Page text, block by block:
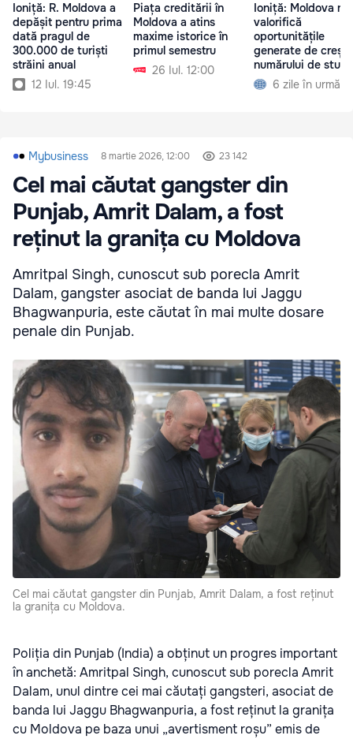
Ioniță: R. Moldova a
depășit pentru prima
dată pragul de
300.000 de turiști
străini anual
12 Iul. 19:45
Piața creditării în
Moldova a atins
maxime istorice în
primul semestru
26 Iul. 12:00
Ioniță: Moldova nu
valorifică
oportunitățile
generate de
numărului de
străini6 zile în urmă
Mybusiness 8 martie 2026, 12:00 23 142
Cel mai căutat gangster din
Punjab, Amrit Dalam, a fost
reținut la granița cu Moldova
Amritpal Singh, cunoscut sub porecla Amrit
Dalam, gangster asociat de banda lui Jaggu
Bhagwanpuria, este căutat în mai multe dosare
penale din Punjab.
Cel mai căutat gangster din Punjab, Amrit Dalam, a fost reținut
la granița cu Moldova.
Poliția din Punjab (India) a obținut un progres important
în anchetă: Amritpal Singh, cunoscut sub porecla Amrit
Dalam, unul dintre cei mai căutați gangsteri, asociat de
banda lui Jaggu Bhagwanpuria, a fost reținut la granița
cu Moldova pe baza unui „avertisment roșu” emis de